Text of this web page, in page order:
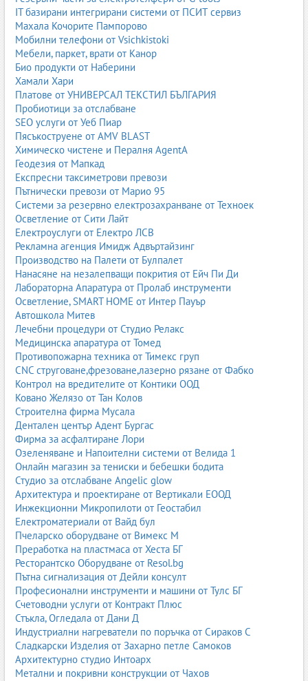
нископовдигащи.
Използват се във всички складове и магазини.
2.7. Специализирани мотокари
Те включват:
четирипосочни мотокари;
телескопични товарачи;
контейнерни мотокари;
взривозащитени мотокари;
мотокари за студени помещения.
Тези машини са предназначени за специфични индустрии като
дървообработване, металургия, пристанища и химическа
промишленост.
3. Вносители и официални дилъри на мотокари
В България има представителства на всички водещи световни
марки мотокари. Официалните дилъри предлагат гаранция,
сервиз, оригинални части и професионално обслужване.
3.1. Toyota Material Handling
Една от най-популярните марки в света. Toyota предлага:
електрокари;
газокари;
дизелови мотокари;
reach trucks;
стакери и транспалети.
Известни са с надеждност, нисък разход и дълъг
експлоатационен живот.
3.2. Linde
Linde е премиум марка, предпочитана в големи логистични
бази. Предлага:
електрокари с висока ефективност;
газокари и дизелови мотокари;
машини за тесни коридори;
интелигентни системи за безопасност.
3.3. Jungheinrich
Немски производител, специализиран в складова техника:
reach trucks;
стакери;
IT базирани интегрирани системи от ПСИТ сервиз
Махала Кочорите Пампорово
Мобилни телефони от Vsichkistoki
Мебели, паркет, врати от Канор
Био продукти от Наберини
Хамали Хари
Платове от УНИВЕРСАЛ ТЕКСТИЛ БЪЛГАРИЯ
Пробиотици за отслабване
SEO услуги от Уеб Пиар
Пясъкоструене от AMV BLAST
Химическо чистене и Пералня AgentA
Геодезия от Мапкад
Експресни таксиметрови превози
Пътнически превози от Марио 95
Системи за резервно електрозахранване от Техноек
Осветление от Сити Лайт
Електроуслуги от Електро ЛСВ
Рекламна агенция Имидж Адвъртайзинг
Производство на Палети от Булпалет
Нанасяне на незалепващи покрития от Ейч Пи Ди
Лабораторна Апаратура от Пролаб инструменти
Осветление, SMART HOME от Интер Пауър
Автошкола Митев
Лечебни процедури от Студио Релакс
Медицинска апаратура от Томед
Противопожарна техника от Тимекс груп
CNC струговане,фрезоване,лазерно рязане от Фабко
Контрол на вредителите от Контики ООД
Ковано Желязо от Тан Колов
Строителна фирма Мусала
Дентален център Адент Бургас
Фирма за асфалтиране Лори
Озеленяване и Напоителни системи от Велида 1
Онлайн магазин за тениски и бебешки бодита
Студио за отслабване Angelic glow
Архитектура и проектиране от Вертикали ЕООД
Инжекционни Микропилоти от Геостабил
Електроматериали от Вайд бул
Пчеларско оборудване от Вимекс М
Преработка на пластмаса от Хеста БГ
Ресторантско Оборудване от Resol.bg
Пътна сигнализация от Дейли консулт
Професионални инструменти и машини от Тулс БГ
Счетоводни услуги от Контракт Плюс
Стъкла, Огледала от Дани Д
Индустриални нагреватели по поръчка от Сираков С
Сладкарски Изделия от Захарно петле Самоков
Архитектурно студио Интоарх
Метални и покривни конструкции от Чахов